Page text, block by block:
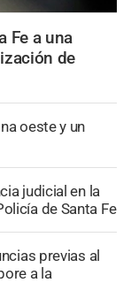
Fe a una
de
oeste y un
judicial en la
de Santa Fe
previas al
a la